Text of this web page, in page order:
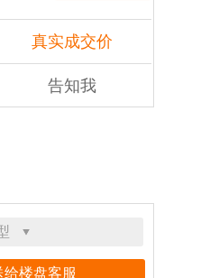
真实成交价
告知我